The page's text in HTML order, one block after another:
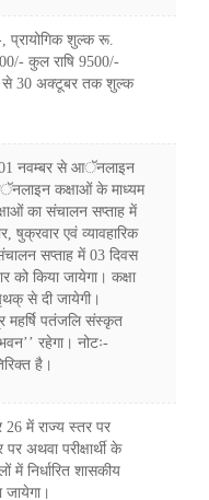
शुल्क रू.
कुल राषि 9500/-
से 30 अक्टूबर तक शुल्क
01 नवम्बर से आॅनलाइन
कक्षाओं के माध्यम
का संचालन सप्ताह में
षुक्रवार एवं व्यावहारिक
सप्ताह में 03 दिवस
को किया जायेगा। कक्षा
से दी जायेगी।
पतंजलि संस्कृत
रहेगा। नोटः-
है।
26 में राज्य स्तर पर
अथवा परीक्षार्थी के
में निर्धारित शासकीय
जायेगा।